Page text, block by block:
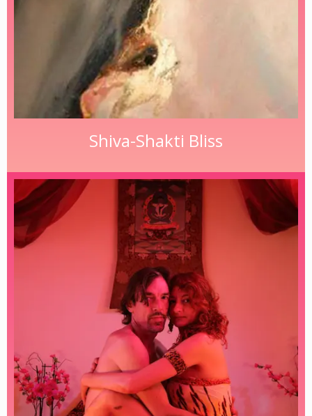
Shiva-Shakti Bliss